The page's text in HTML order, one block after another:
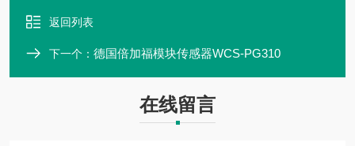
返回列表
下一个： 德国倍加福模块传感器WCS-PG310
在线留言